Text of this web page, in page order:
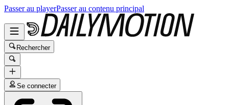
Passer au playerPasser au contenu principal
Rechercher
Se connecter